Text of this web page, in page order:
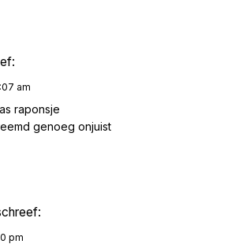
am
raponsje
genoeg onjuist
pm